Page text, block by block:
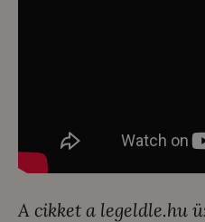
A cikket a legeldle.hu